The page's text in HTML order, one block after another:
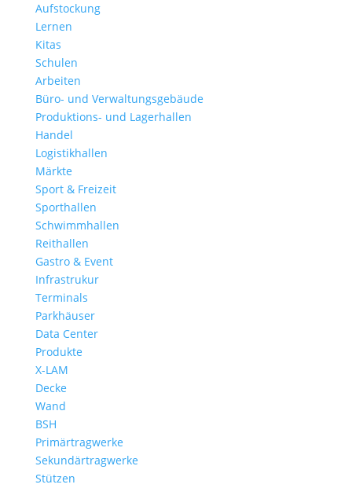
Aufstockung
Lernen
Kitas
Schulen
Arbeiten
Büro- und Verwaltungs­gebäude
Produktions- und Lagerhallen
Handel
Logistikhallen
Märkte
Sport & Freizeit
Sporthallen
Schwimmhallen
Reithallen
Gastro & Event
Infrastrukur
Terminals
Parkhäuser
Data Center
Produkte
X-LAM
Decke
Wand
BSH
Primärtragwerke
Sekundärtragwerke
Stützen